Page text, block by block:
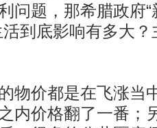
问题，那希腊政府
到底影响有多大
价都是在飞涨当
内价格翻了一番；